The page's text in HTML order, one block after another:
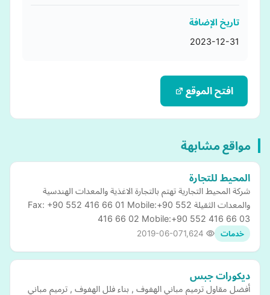
تاريخ الإضافة
2023-12-31
افتح الموقع
مواقع مشابهة
المحيط للتجارة
شركة المحيط التجارية تهتم بالتجارة الاغذية والمعدات الهندسية
والمعدات الثقيلة Fax: +90 552 416 66 01 Mobile:+90 552
416 66 02 Mobile:+90 552 416 66 03
خدمات 2019-06-07
ديكورات جبس
أفضل مقاول ترميم مباني الهفوف , بناء فلل الهفوف , ترميم مباني